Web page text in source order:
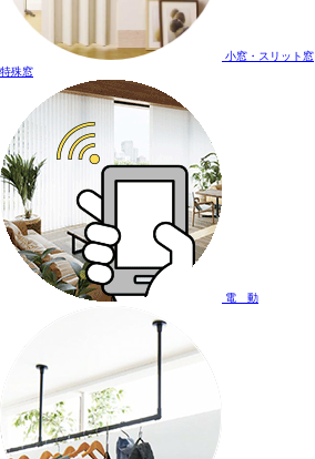
小窓・スリット窓
特殊窓
電 動